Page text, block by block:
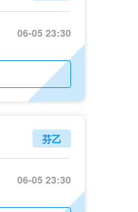
06-05 23:30
芬乙
06-05 23:30